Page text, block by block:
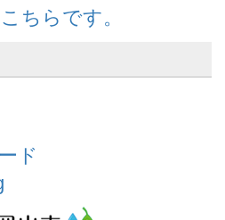
ちらです。
ド